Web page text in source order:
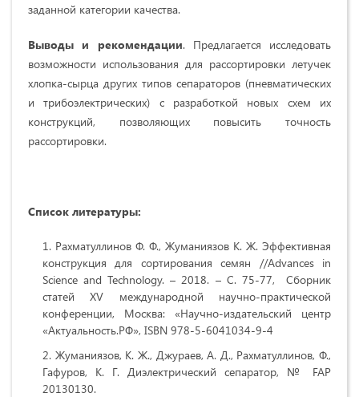
заданной категории качества.
Выводы и рекомендации. Предлагается исследовать
возможности использования для рассортировки летучек
хлопка-сырца других типов сепараторов (пневматических
и трибоэлектрических) с разработкой новых схем их
конструкций, позволяющих повысить точность
рассортировки.
Список литературы:
Рахматуллинов Ф. Ф., Жуманиязов К. Ж. Эффективная
конструкция для сортирования семян //Advances in
Science and Technology. – 2018. – С. 75-77, Сборник
статей XV международной научно-практической
конференции, Москва: «Научно-издательский центр
«Актуальность.РФ», ISBN 978-5-6041034-9-4
Жуманиязов, К. Ж., Джураев, А. Д., Рахматуллинов, Ф.,
Гафуров, К. Г. Диэлектрический сепаратор, № FAP
20130130.